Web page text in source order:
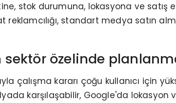
stok durumuna, lokasyona ve satış
standart medya satın
özelinde
çalışma kararı çoğu kullanıcı için
karşılaşabilir, Google'da